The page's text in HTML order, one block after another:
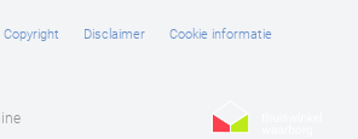
Copyright Disclaimer
Cookie informatie